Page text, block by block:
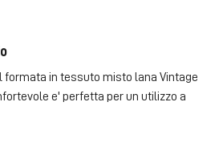
formata in tessuto misto lana Vintage
e' perfetta per un utilizzo a